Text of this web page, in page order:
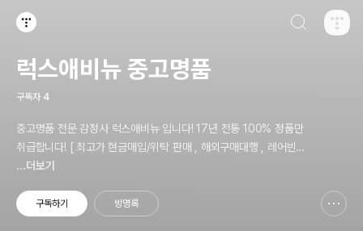
럭스애비뉴 중고명품
구독자 4
중고명품 전문 감정사 럭스애비뉴 입니다! 17년 전통 100% 정품만
취급합니다! [ 최고가 현금매입/위탁 판매 , 해외구매대행 , 레어빈티
지 아이템 ]
...더보기
구독하기 방명록